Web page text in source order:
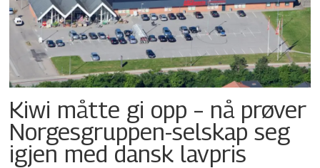
Kiwi måtte gi opp – nå prøver
Norgesgruppen-selskap seg
igjen med dansk lavpris